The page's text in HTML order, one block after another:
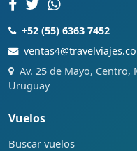
+52 (55) 6363 7452
Av. 25 de Mayo, Centro,
Uruguay
Vuelos
Buscar vuelos